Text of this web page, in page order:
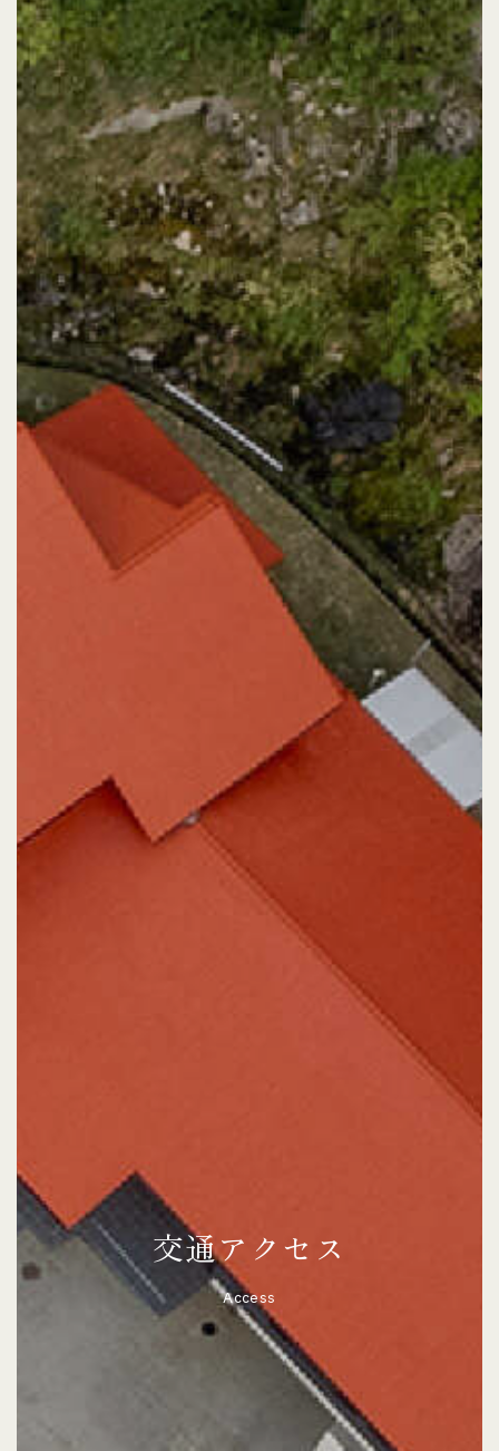
交通アクセス
Access